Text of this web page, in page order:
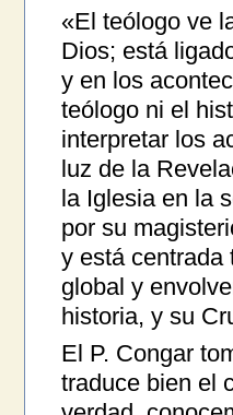
«El teólogo ve
Dios; está
y en los
teólogo ni el
interpretar los
luz de la
la Iglesia en la
por su
y está centrada
global y
historia, y su
El P. Congar
traduce bien el